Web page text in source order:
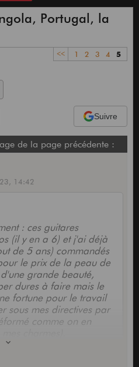
Portugal, la
<< 1 2 3 4 5
Suivre
de la page précédente :
14:42
: ces guitares
(il y en a 6) et j'ai déjà
de 5 ans) commandés
le prix de la peau de
grande beauté,
dures à faire mais le
fortune pour le travail
sous mes directives par
comme on en
cher en France (parce